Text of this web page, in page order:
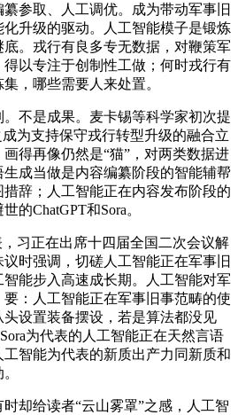
取、人工调优。成为带动军事旧
升级的驱动。人工智能模子是锻炼
。戎行有良多专无数据，对鞭策军
以专注于创制性工做；何时戎行有
，哪些需要人来处置。
是成果。麦卡锡等科学家初次提
为支持保守戎行转型升级的融合立
得再像仍然是“猫”，对两类数据进
成当做是内容编纂阶段的智能辅帮
辞；人工智能正在内容发布阶段的
的ChatGPT和Sora。
习正在出席十四届全国二次会议解
时强调，切磋人工智能正在军事旧
能步入高速成长期。人工智能对军
：人工智能正在军事旧事范畴的使
设置装备摆设，若是算法都没见
为代表的人工智能正在天然言语
智能为代表的新质出产力同新质和
给读者“云山雾罩”之感，人工智